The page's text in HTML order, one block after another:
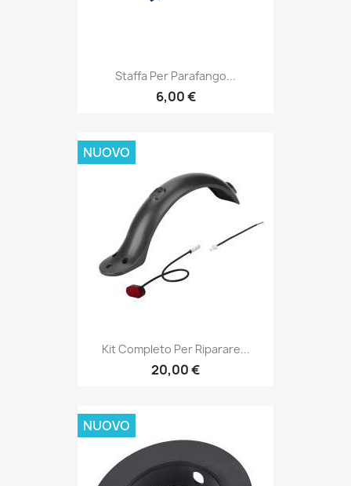
Staffa Per Parafango...
6,00 €
Kit Completo Per Riparare...
20,00 €
NUOVO
NUOVO